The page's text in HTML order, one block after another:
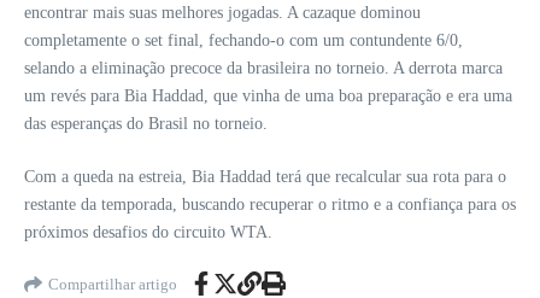
encontrar mais suas melhores jogadas. A cazaque dominou
completamente o set final, fechando-o com um contundente 6/0,
selando a eliminação precoce da brasileira no torneio. A derrota marca
um revés para Bia Haddad, que vinha de uma boa preparação e era uma
das esperanças do Brasil no torneio.
Com a queda na estreia, Bia Haddad terá que recalcular sua rota para o
restante da temporada, buscando recuperar o ritmo e a confiança para os
próximos desafios do circuito WTA.
Compartilhar artigo